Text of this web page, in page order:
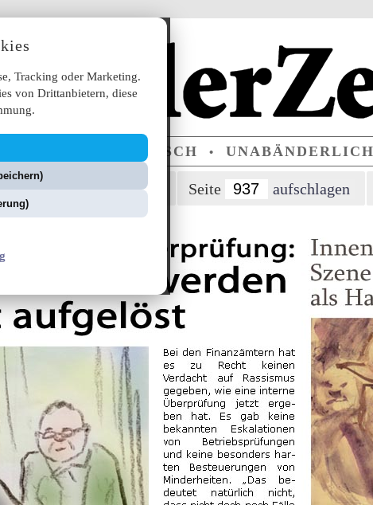
Tracking oder Marketing.
von Drittanbietern, diese
ÜBERPARTEIISCH •
Vorherige Seite Seite